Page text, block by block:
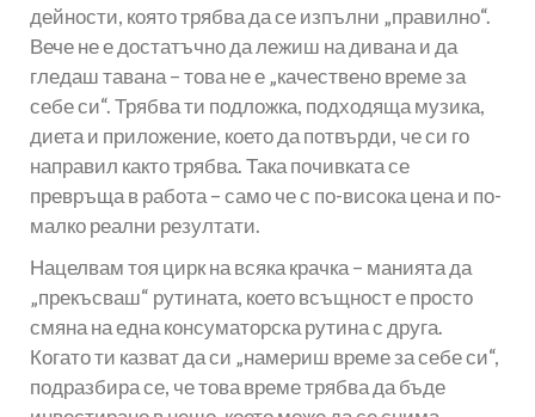
дейности, която трябва да се изпълни „правилно“.
Вече не е достатъчно да лежиш на дивана и да
гледаш тавана – това не е „качествено време за
себе си“. Трябва ти подложка, подходяща музика,
диета и приложение, което да потвърди, че си го
направил както трябва. Така почивката се
превръща в работа – само че с по-висока цена и по-
малко реални резултати.
Нацелвам тоя цирк на всяка крачка – манията да
„прекъсваш“ рутината, което всъщност е просто
смяна на една консуматорска рутина с друга.
Когато ти казват да си „намериш време за себе си“,
подразбира се, че това време трябва да бъде